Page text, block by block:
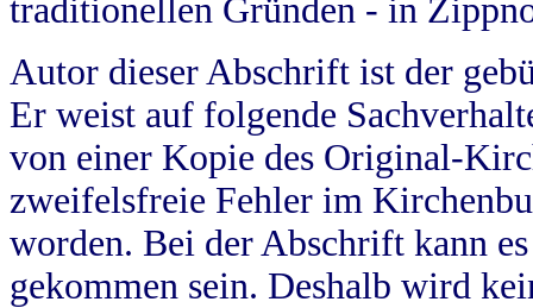
traditionellen Gründen - in
Autor dieser Abschrift ist der
Er weist auf folgende
von einer Kopie des Original-
zweifelsfreie Fehler im
worden. Bei der Abschrift kann
gekommen sein. Deshalb wird